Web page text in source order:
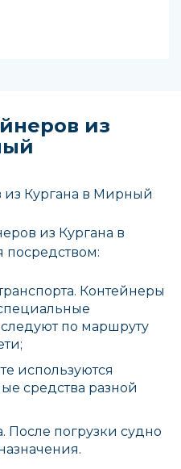
из
из Кургана в
посредством:
Контейнеры
по маршруту
используются
средства разной
После погрузки судно